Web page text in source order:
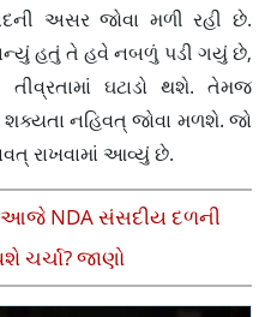
અસર જોવા મળી રહી છે.
હતું તે હવે નબળું પડી ગયું છે,
ઘટાડો થશે. તેમજ
નહિવત્ જોવા મળશે. જો
રાખવામાં આવ્યું છે.
આજે NDA સંસદીય દળની
ચર્ચા? જાણો